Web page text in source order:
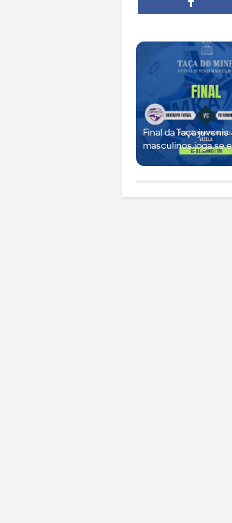
Final da Taça juvenis
masculinos joga se